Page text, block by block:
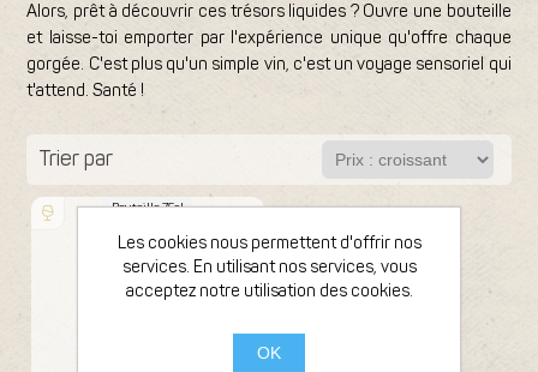
Alors, prêt à découvrir ces trésors liquides ? Ouvre une bouteille
et laisse-toi emporter par l'expérience unique qu'offre chaque
gorgée. C'est plus qu'un simple vin, c'est un voyage sensoriel qui
t'attend. Santé !
Trier par
2023
Bouteille 75cl
Les cookies nous permettent d'offrir nos
services. En utilisant nos services, vous
acceptez notre utilisation des cookies.
OK